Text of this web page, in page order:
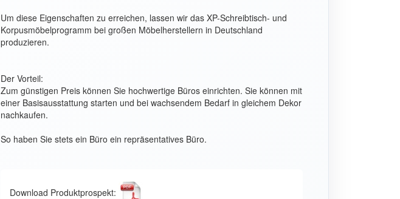
Um diese Eigenschaften zu erreichen, lassen wir das XP-Schreibtisch- und
Korpusmöbelprogramm bei großen Möbelherstellern in Deutschland
produzieren.
Der Vorteil:
Zum günstigen Preis können Sie hochwertige Büros einrichten. Sie können mit
einer Basisausstattung starten und bei wachsendem Bedarf in gleichem Dekor
nachkaufen.
So haben Sie stets ein Büro ein repräsentatives Büro.
Download Produktprospekt: